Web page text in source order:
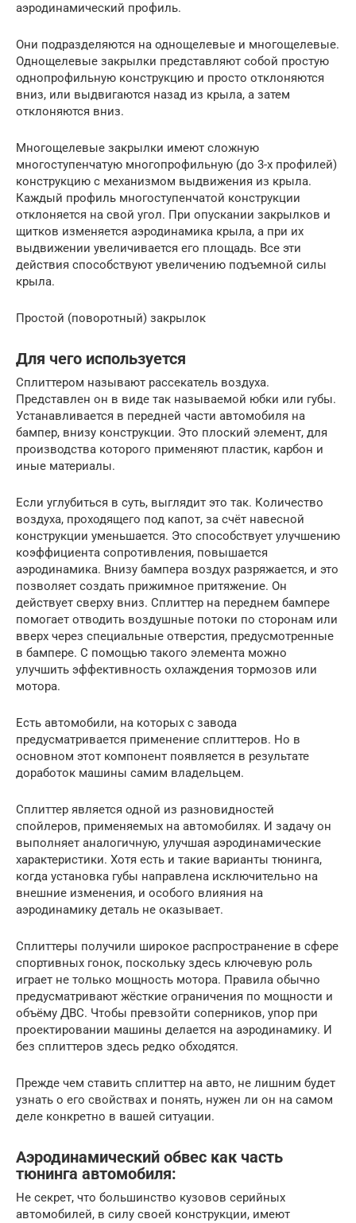
аэродинамический профиль.
Они подразделяются на однощелевые и многощелевые.
Однощелевые закрылки представляют собой простую
однопрофильную конструкцию и просто отклоняются
вниз, или выдвигаются назад из крыла, а затем
отклоняются вниз.
Многощелевые закрылки имеют сложную
многоступенчатую многопрофильную (до 3-х профилей)
конструкцию с механизмом выдвижения из крыла.
Каждый профиль многоступенчатой конструкции
отклоняется на свой угол. При опускании закрылков и
щитков изменяется аэродинамика крыла, а при их
выдвижении увеличивается его площадь. Все эти
действия способствуют увеличению подъемной силы
крыла.
Простой (поворотный) закрылок
Для чего используется
Сплиттером называют рассекатель воздуха.
Представлен он в виде так называемой юбки или губы.
Устанавливается в передней части автомобиля на
бампер, внизу конструкции. Это плоский элемент, для
производства которого применяют пластик, карбон и
иные материалы.
Если углубиться в суть, выглядит это так. Количество
воздуха, проходящего под капот, за счёт навесной
конструкции уменьшается. Это способствует улучшению
коэффициента сопротивления, повышается
аэродинамика. Внизу бампера воздух разряжается, и это
позволяет создать прижимное притяжение. Он
действует сверху вниз. Сплиттер на переднем бампере
помогает отводить воздушные потоки по сторонам или
вверх через специальные отверстия, предусмотренные
в бампере. С помощью такого элемента можно
улучшить эффективность охлаждения тормозов или
мотора.
Есть автомобили, на которых с завода
предусматривается применение сплиттеров. Но в
основном этот компонент появляется в результате
доработок машины самим владельцем.
Сплиттер является одной из разновидностей
спойлеров, применяемых на автомобилях. И задачу он
выполняет аналогичную, улучшая аэродинамические
характеристики. Хотя есть и такие варианты тюнинга,
когда установка губы направлена исключительно на
внешние изменения, и особого влияния на
аэродинамику деталь не оказывает.
Сплиттеры получили широкое распространение в сфере
спортивных гонок, поскольку здесь ключевую роль
играет не только мощность мотора. Правила обычно
предусматривают жёсткие ограничения по мощности и
объёму ДВС. Чтобы превзойти соперников, упор при
проектировании машины делается на аэродинамику. И
без сплиттеров здесь редко обходятся.
Прежде чем ставить сплиттер на авто, не лишним будет
узнать о его свойствах и понять, нужен ли он на самом
деле конкретно в вашей ситуации.
Аэродинамический обвес как часть
тюнинга автомобиля:
Не секрет, что большинство кузовов серийных
автомобилей, в силу своей конструкции, имеют